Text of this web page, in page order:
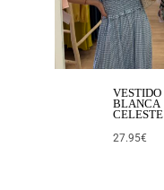
VESTIDO
BLANCA
CELESTE
27.95€